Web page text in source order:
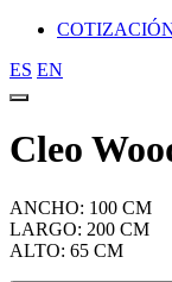
ES EN
Cleo
ANCHO: 100 CM
LARGO: 200 CM
ALTO: 65 CM